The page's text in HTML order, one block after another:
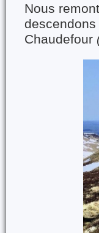
Nous
Chaudefour